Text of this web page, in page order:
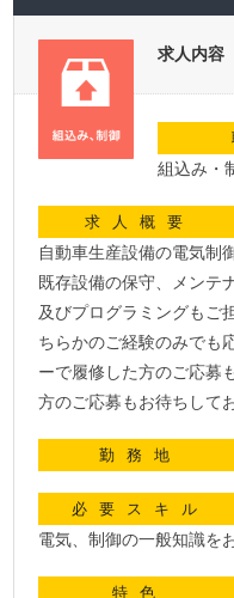
求人内容
組込み・
求人概要
自動車生産設備の電気制
既存設備の保守、メンテ
及びプログラミングもご
ちらかのご経験のみでも
ーで履修した方のご応募
方のご応募もお待ちして
勤務地
必要スキル
電気、制御の一般知識を
特色